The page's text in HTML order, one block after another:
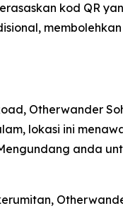
kod QR
Otherwander
lokasi ini
anda